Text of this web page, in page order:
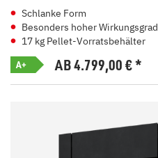
Schlanke Form
Besonders hoher Wirkungsgrad
17 kg Pellet-Vorratsbehälter
A+ AB 4.799,00€*